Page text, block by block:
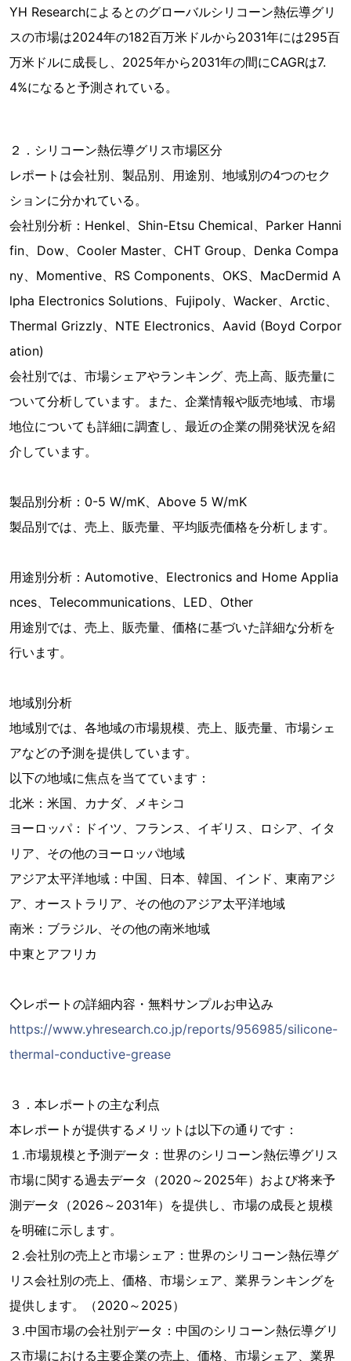
YH Researchによるとのグローバルシリコーン熱伝導グリ
スの市場は2024年の182百万米ドルから2031年には295百
万米ドルに成長し、2025年から2031年の間にCAGRは7.
4%になると予測されている。
２．シリコーン熱伝導グリス市場区分
レポートは会社別、製品別、用途別、地域別の4つのセク
ションに分かれている。
会社別分析：Henkel、Shin-Etsu Chemical、Parker Hanni
fin、Dow、Cooler Master、CHT Group、Denka Compa
ny、Momentive、RS Components、OKS、MacDermid A
lpha Electronics Solutions、Fujipoly、Wacker、Arctic、
Thermal Grizzly、NTE Electronics、Aavid (Boyd Corpor
ation)
会社別では、市場シェアやランキング、売上高、販売量に
ついて分析しています。また、企業情報や販売地域、市場
地位についても詳細に調査し、最近の企業の開発状況を紹
介しています。
製品別分析：0-5 W/mK、Above 5 W/mK
製品別では、売上、販売量、平均販売価格を分析します。
用途別分析：Automotive、Electronics and Home Applia
nces、Telecommunications、LED、Other
用途別では、売上、販売量、価格に基づいた詳細な分析を
行います。
地域別分析
地域別では、各地域の市場規模、売上、販売量、市場シェ
アなどの予測を提供しています。
以下の地域に焦点を当てています：
北米：米国、カナダ、メキシコ
ヨーロッパ：ドイツ、フランス、イギリス、ロシア、イタ
リア、その他のヨーロッパ地域
アジア太平洋地域：中国、日本、韓国、インド、東南アジ
ア、オーストラリア、その他のアジア太平洋地域
南米：ブラジル、その他の南米地域
中東とアフリカ
◇レポートの詳細内容・無料サンプルお申込み
https://www.yhresearch.co.jp/reports/956985/silicone-
thermal-conductive-grease
３．本レポートの主な利点
本レポートが提供するメリットは以下の通りです：
１.市場規模と予測データ：世界のシリコーン熱伝導グリス
市場に関する過去データ（2020～2025年）および将来予
測データ（2026～2031年）を提供し、市場の成長と規模
を明確に示します。
２.会社別の売上と市場シェア：世界のシリコーン熱伝導グ
リス会社別の売上、価格、市場シェア、業界ランキングを
提供します。（2020～2025）
３.中国市場の会社別データ：中国のシリコーン熱伝導グリ
ス市場における主要企業の売上、価格、市場シェア、業界